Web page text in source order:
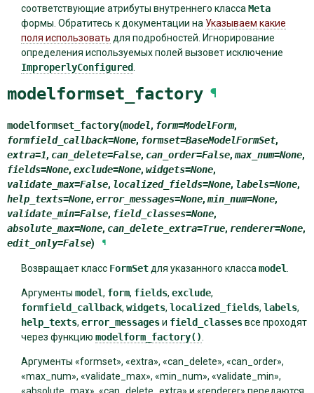
соответствующие атрибуты внутреннего класса Meta
формы. Обратитесь к документации на Указываем какие
поля использовать для подробностей. Игнорирование
определения используемых полей вызовет исключение
ImproperlyConfigured
modelformset_factory ¶
modelformset_factory(model, form=ModelForm,
formfield_callback=None, formset=BaseModelFormSet,
extra=1, can_delete=False, can_order=False, max_num=None,
fields=None, exclude=None, widgets=None,
validate_max=False, localized_fields=None, labels=None,
help_texts=None, error_messages=None, min_num=None,
validate_min=False, field_classes=None,
absolute_max=None, can_delete_extra=True, renderer=None,
edit_only=False) ¶
Возвращает класс FormSetдля указанного класса model
Аргументы model, form, fields, exclude,
formfield_callback, widgets, localized_fields, labels,
help_texts, error_messagesи field_classesвсе проходят
через функцию modelform_factory()
Аргументы «formset», «extra», «can_delete», «can_order»,
«max_num», «validate_max», «min_num», «validate_min»,